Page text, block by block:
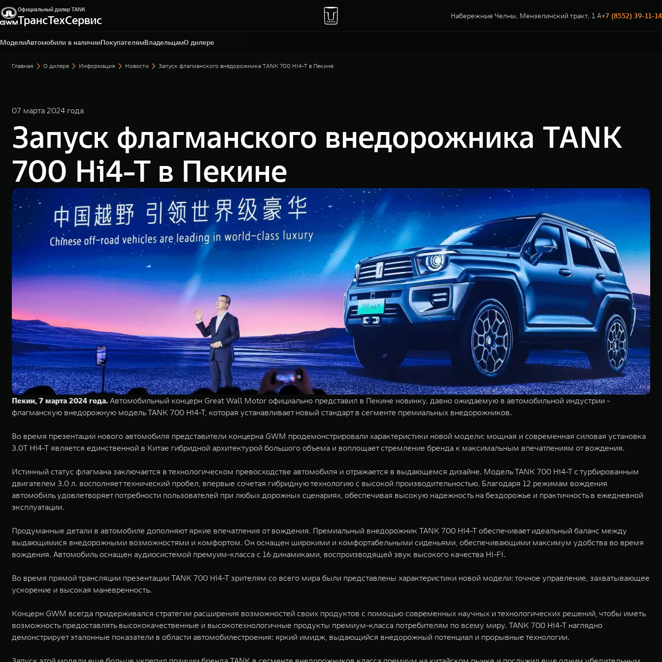
Официальный дилер TANK
ТрансТехСервис Набережные Челны, Мензелинский тракт, 1 А+7 (8552) 39-11-14
МоделиАвтомобили в наличииПокупателямВладельцамО дилере
Набережные Челны, Мензелинский тракт, 1 А
+7 (8552) 39-11-14
Главная О дилере Информация Новости Запуск флагманского внедорожника TANK 700 Hi4-T в Пекине
07 марта 2024 года
Запуск флагманского внедорожника TANK
700 Hi4-T в Пекине
Пекин, 7 марта 2024 года. Автомобильный концерн Great Wall Motor официально представил в Пекине новинку, давно ожидаемую в автомобильной индустрии -
флагманскую внедорожную модель TANK 700 Hi4-T, которая устанавливает новый стандарт в сегменте премиальных внедорожников.
Во время презентации нового автомобиля представители концерна GWM продемонстрировали характеристики новой модели: мощная и современная силовая установка
3.0T Hi4-T является единственной в Китае гибридной архитектурой большого объема и воплощает стремление бренда к максимальным впечатлениям от вождения.
Истинный статус флагмана заключается в технологическом превосходстве автомобиля и отражается в выдающемся дизайне. Модель TANK 700 Hi4-T с турбированным
двигателем 3.0 л. восполняет технический пробел, впервые сочетая гибридную технологию с высокой производительностью. Благодаря 12 режимам вождения
автомобиль удовлетворяет потребности пользователей при любых дорожных сценариях, обеспечивая высокую надежность на бездорожье и практичность в ежедневной
эксплуатации.
Продуманные детали в автомобиле дополняют яркие впечатления от вождения. Премиальный внедорожник TANK 700 Hi4-T обеспечивает идеальный баланс между
выдающимися внедорожными возможностями и комфортом. Он оснащен широкими и комфортабельными сиденьями, обеспечивающими максимум удобства во время
вождения. Автомобиль оснащен аудиосистемой премуим-класса с 16 динамиками, воспроизводящей звук высокого качества Hi-Fi.
Во время прямой трансляции презентации TANK 700 Hi4-T зрителям со всего мира были представлены характеристики новой модели: точное управление, захватывающее
ускорение и высокая маневренность.
Концерн GWM всегда придерживался стратегии расширения возможностей своих продуктов с помощью современных научных и технологических решений, чтобы иметь
возможность предоставлять высококачественные и высокотехнологичные продукты премиум-класса потребителям по всему миру. TANK 700 Hi4-T наглядно
демонстрирует эталонные показатели в области автомобилестроения: яркий имидж, выдающийся внедорожный потенциал и прорывные технологии.